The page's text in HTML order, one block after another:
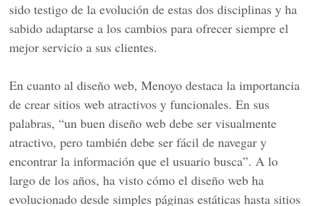
sido testigo de la evolución de estas dos disciplinas y ha
sabido adaptarse a los cambios para ofrecer siempre el
mejor servicio a sus clientes.
En cuanto al diseño web, Menoyo destaca la importancia
de crear sitios web atractivos y funcionales. En sus
palabras, “un buen diseño web debe ser visualmente
atractivo, pero también debe ser fácil de navegar y
encontrar la información que el usuario busca”. A lo
largo de los años, ha visto cómo el diseño web ha
evolucionado desde simples páginas estáticas hasta sitios